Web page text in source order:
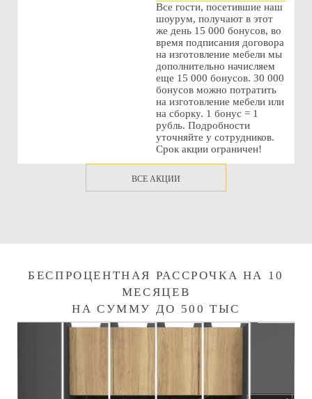
Все гости, посетившие наш
шоурум, получают в этот
же день 15 000 бонусов, во
время подписания договора
на изготовление мебели мы
дополнительно начисляем
еще 15 000 бонусов. 30 000
бонусов можно потратить
на изготовление мебели или
на сборку. 1 бонус = 1
рубль. Подробности
уточняйте у сотрудников.
Срок акции ограничен!
ВСЕ АКЦИИ
БЕСПРОЦЕНТНАЯ РАССРОЧКА НА 10
МЕСЯЦЕВ
НА СУММУ ДО 500 ТЫС